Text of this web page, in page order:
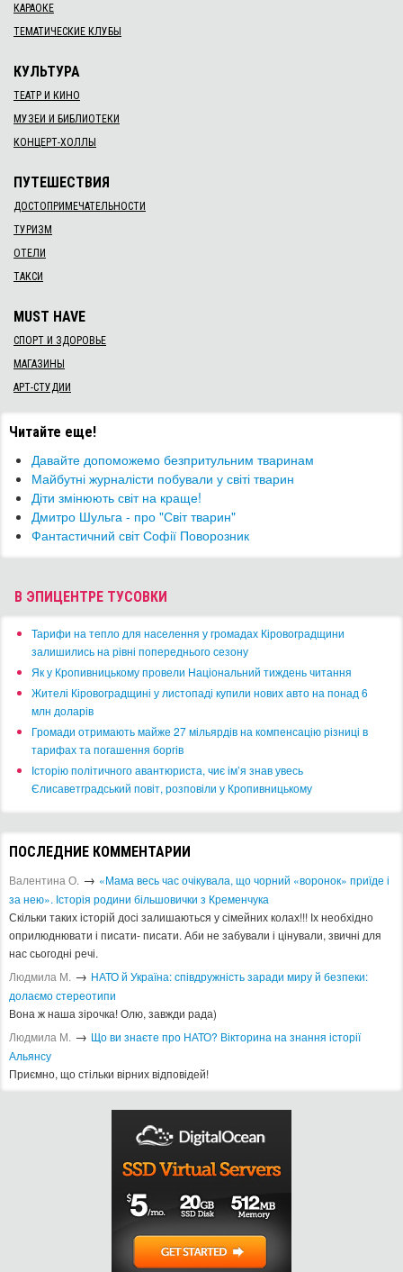
КАРАОКЕ
ТЕМАТИЧЕСКИЕ КЛУБЫ
КУЛЬТУРА
ТЕАТР И КИНО
МУЗЕИ И БИБЛИОТЕКИ
КОНЦЕРТ-ХОЛЛЫ
ПУТЕШЕСТВИЯ
ДОСТОПРИМЕЧАТЕЛЬНОСТИ
ТУРИЗМ
ОТЕЛИ
ТАКСИ
MUST HAVE
СПОРТ И ЗДОРОВЬЕ
МАГАЗИНЫ
АРТ-СТУДИИ
Читайте еще!
Давайте допоможемо безпритульним тваринам
Майбутні журналісти побували у світі тварин
Діти змінюють світ на краще!
Дмитро Шульга - про "Світ тварин"
Фантастичний світ Софії Поворозник
В ЭПИЦЕНТРЕ ТУСОВКИ
​Тарифи на тепло для населення у громадах Кіровоградщини
залишились на рівні попереднього сезону
​Як у Кропивницькому провели Національний тиждень читання
​Жителі Кіровоградщині у листопаді купили нових авто на понад 6
млн доларів
​Громади отримають майже 27 мільярдів на компенсацію різниці в
тарифах та погашення боргів
Історію політичного авантюриста, чиє ім’я знав увесь
Єлисаветградський повіт, розповіли у Кропивницькому
ПОСЛЕДНИЕ КОММЕНТАРИИ
Валентина О. → «Мама весь час очікувала, що чорний «воронок» приїде і
за нею». Історія родини більшовички з Кременчука
Скільки таких історій досі залишаються у сімейних колах!!! Іх необхідно
оприлюднювати і писати- писати. Аби не забували і цінували, звичні для
нас сьогодні речі.
Людмила М. → ​НАТО й Україна: співдружність заради миру й безпеки:
долаємо стереотипи
Вона ж наша зірочка! Олю, завжди рада)
Людмила М. → Що ви знаєте про НАТО? Вікторина на знання історії
Альянсу ​
Приємно, що стільки вірних відповідей!